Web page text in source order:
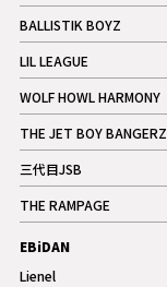
記事
BALLISTIK BOYZ
記事
LIL LEAGUE
記事
WOLF HOWL HARMONY
記事
THE JET BOY BANGERZ
記事
三代目JSB
記事
THE RAMPAGE
記事
ギャラリー
EBiDAN
Lienel